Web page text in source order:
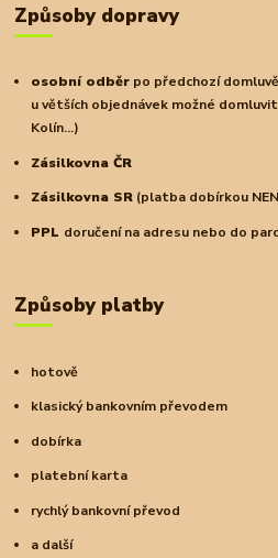
Způsoby dopravy
osobní odběr po předchozí
u větších objednávek možné
Kolín...)
Zásilkovna ČR
Zásilkovna SR (platba dobírkou
PPL doručení na adresu nebo do
Způsoby platby
hotově
klasický bankovním převodem
dobírka
platební karta
rychlý bankovní převod
a další